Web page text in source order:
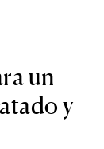
un
y